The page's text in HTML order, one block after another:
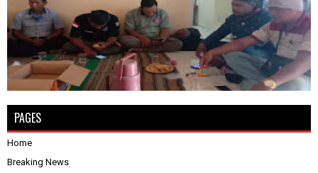
PAGES
Home
Breaking News